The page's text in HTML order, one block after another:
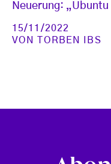
Neuerung:
15/11/2022
VON
TORBEN IBS